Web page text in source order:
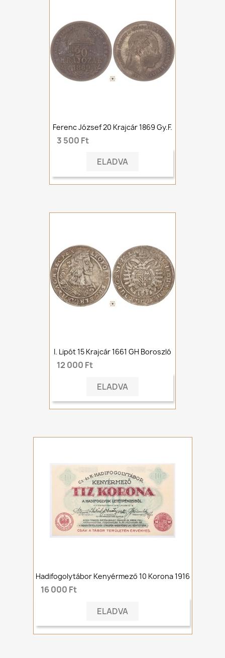
Ferenc József 20 Krajcár 1869 Gy.F.
3 500 Ft
ELADVA
I. Lipót 15 Krajcár 1661 GH Boroszló
12 000 Ft
ELADVA
Hadifogolytábor Kenyérmező 10 Korona 1916
16 000 Ft
ELADVA